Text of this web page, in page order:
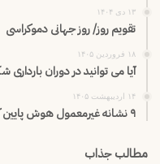
۱۳ دی ۱۴۰۴
تقویم روز/ روز جهانی دموکراسی
۱۸ فروردین ۱۴۰۵
آیا می توانید در دوران
۱۴ اردیبهشت ۱۴۰۵
۹ نشانه غیرمعمول هوش پایین که شما را شگفت زده می کند
مطالب جذاب